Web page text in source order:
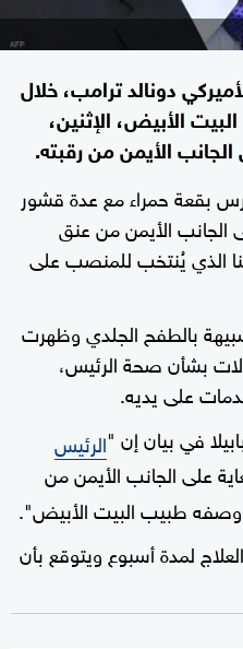
دونالد ترامب، خلال
الأبيض، الإثنين،
الأيمن من رقبته.
بقعة حمراء مع عدة قشور
الجانب الأيمن من عنق
سنا الذي يُنتخب للمنصب على
بالطفح الجلدي وظهرت
بشأن صحة الرئيس،
على يديه.
في بيان إن "الرئيس
على الجانب الأيمن من
وصفه طبيب البيت الأبيض".
لمدة أسبوع ويتوقع بأن